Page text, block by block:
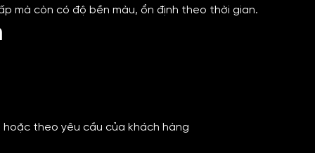
mà còn có độ bền màu, ổn định theo thời gian.
hoặc theo yêu cầu của khách hàng